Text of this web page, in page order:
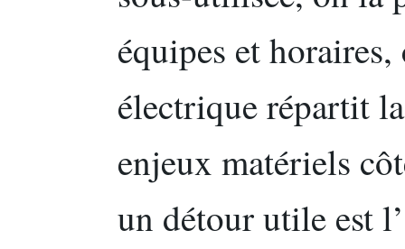
équipes et
électrique répartit
enjeux matériels
un détour utile est